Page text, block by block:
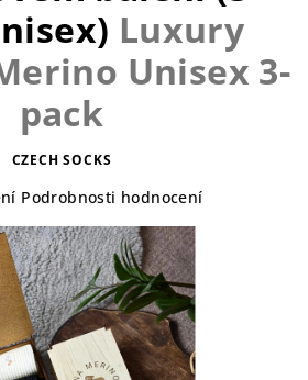
Luxury
Unisex 3-
pack
CZECH SOCKS
Podrobnosti hodnocení